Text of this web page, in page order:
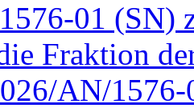
01 (SN)
Fraktion
AN/1576-